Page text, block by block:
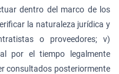
dentro del marco de los
la naturaleza jurídica y
o proveedores; v)
por el tiempo legalmente
consultados posteriormente